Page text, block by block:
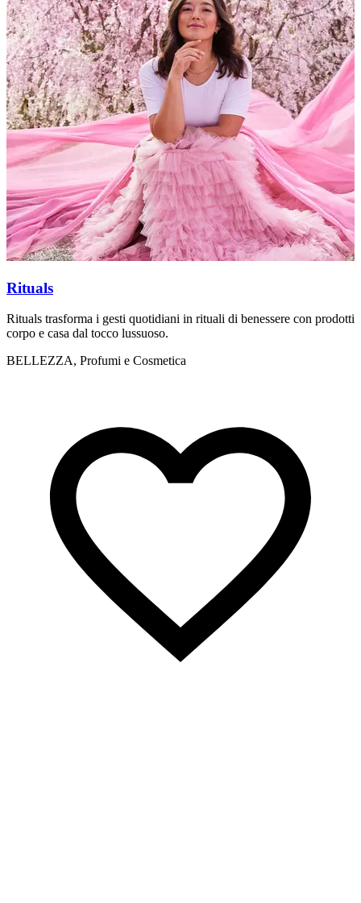
Rituals
Rituals trasforma i gesti quotidiani in rituali di benessere con prodotti
corpo e casa dal tocco lussuoso.
BELLEZZA, Profumi e Cosmetica